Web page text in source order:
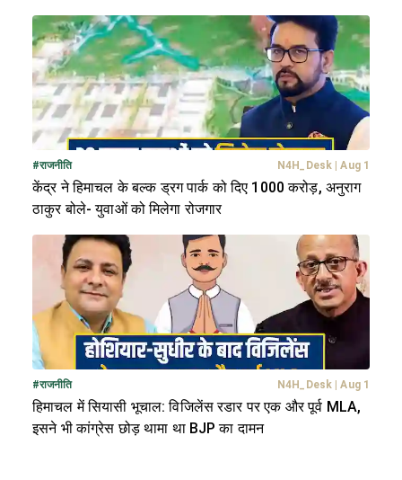
#राजनीति N4H_Desk Aug 1
केंद्र ने हिमाचल के बल्क ड्रग पार्क को दिए 1000 करोड़, अनुराग
ठाकुर बोले- युवाओं को मिलेगा रोजगार
#राजनीति N4H_Desk Aug 1
हिमाचल में सियासी भूचाल: विजिलेंस रडार पर एक और पूर्व MLA,
इसने भी कांग्रेस छोड़ थामा था BJP का दामन